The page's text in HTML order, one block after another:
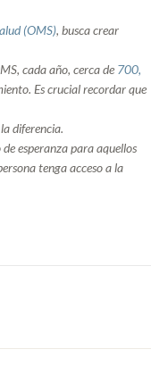
(OMS), buscacrear
cadaaño, cercade 700,
Escrucialrecordarque
ladiferencia.
deesperanzaparaaquellos
tengaaccesoala